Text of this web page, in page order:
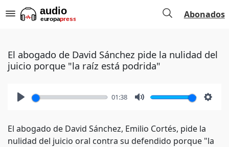
Abonados
El abogado de David Sánchez pide la nulidad del
juicio porque "la raíz está podrida"
01:38
El abogado de David Sánchez, Emilio Cortés, pide la
nulidad del juicio oral contra su defendido porque "la